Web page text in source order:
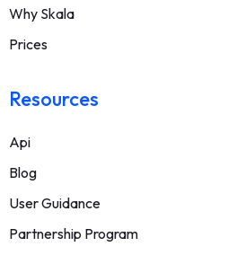
Why Skala
Prices
Resources
Api
Blog
User Guidance
Partnership Program